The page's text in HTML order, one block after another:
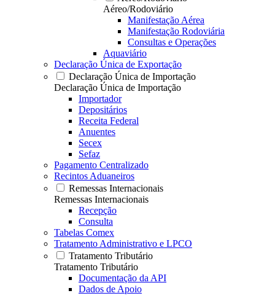
Aéreo/Rodoviário
Manifestação Aérea
Manifestação Rodoviária
Consultas e Operações
Aquaviário
Declaração Única de Exportação
Declaração Única de Importação
Declaração Única de Importação
Importador
Depositários
Receita Federal
Anuentes
Secex
Sefaz
Pagamento Centralizado
Recintos Aduaneiros
Remessas Internacionais
Remessas Internacionais
Recepção
Consulta
Tabelas Comex
Tratamento Administrativo e LPCO
Tratamento Tributário
Tratamento Tributário
Documentação da API
Dados de Apoio